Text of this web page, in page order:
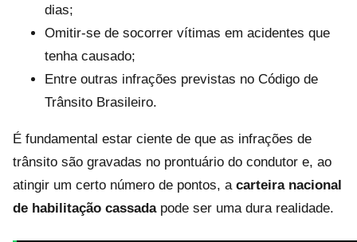
dias;
Omitir-se de socorrer vítimas em acidentes que
tenha causado;
Entre outras infrações previstas no Código de
Trânsito Brasileiro.
É fundamental estar ciente de que as infrações de
trânsito são gravadas no prontuário do condutor e, ao
atingir um certo número de pontos, a carteira nacional
de habilitação cassadapode ser uma dura realidade.